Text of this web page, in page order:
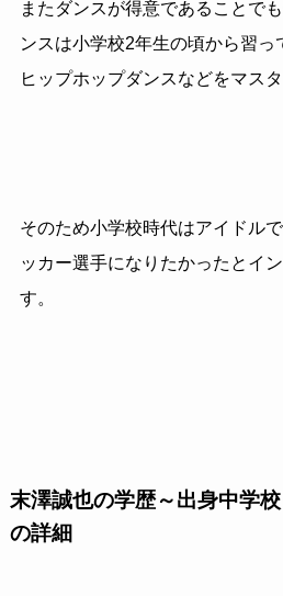
またダンスが得意であることで
ンスは小学校2年生の頃から習っ
ヒップホップダンスなどをマス
そのため小学校時代はアイドル
ッカー選手になりたかったとイ
す。
末澤誠也の学歴～出身中学校
の詳細